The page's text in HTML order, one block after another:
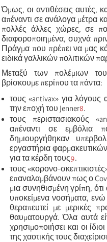
Όμως, οι αντιθέσεις αυτές,
απέναντι σε ανάλογα μέτρα
πολλές άλλες χώρες,σε
διαφοροποιημένα, συχνά
Πράγμα που πρέπει να μας
ειδικά γαλλικών πολιτικών
Μεταξύ των πολέμιων
βρίσκουμε περίπου τα πάντα:
τους«antivax» για λόγους
την εποχή του Jenner8.
τους περιστασιακούς«
απέναντι σε εμβόλια
δημιουργήθηκαν
εργαστήρια
για τα κέρδη τους9.
τους«κορονο-σκεπτικιστές
επαναλαμβάνουν πως ο
μια συνηθισμένη γρίπη,
υποκείμενα νοσήματα,
θεραπευτεί με μερικές
θαυματουργά. Όλα αυτά
χρησιμοποιήσει και οι
της χαοτικής τους